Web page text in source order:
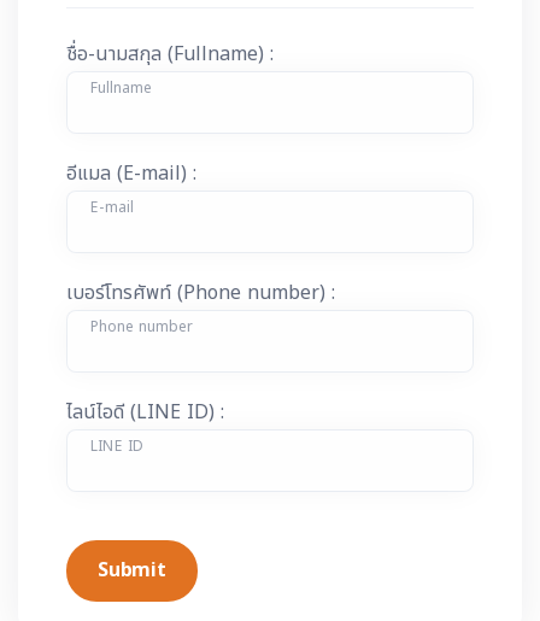
ชื่อ-นามสกุล (Fullname) :
Fullname
อีแมล (E-mail) :
E-mail
เบอร์โทรศัพท์ (Phone number) :
Phone number
ไลน์ไอดี (LINE ID) :
LINE ID
Submit